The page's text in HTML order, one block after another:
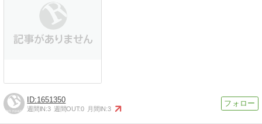
1651350
週間IN:3 週間OUT:0 月間IN:3